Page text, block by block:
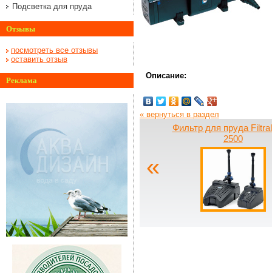
Подсветка для пруда
Отзывы
посмотреть все отзывы
оставить отзыв
Реклама
Описание:
« вернуться в раздел
«
Фильтр для пруда
2500